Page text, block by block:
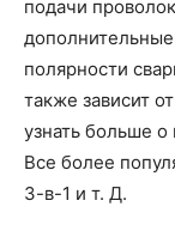
подачи
полярности
также зависит
узнать больше о
Все более
3-в-1 и т. Д.